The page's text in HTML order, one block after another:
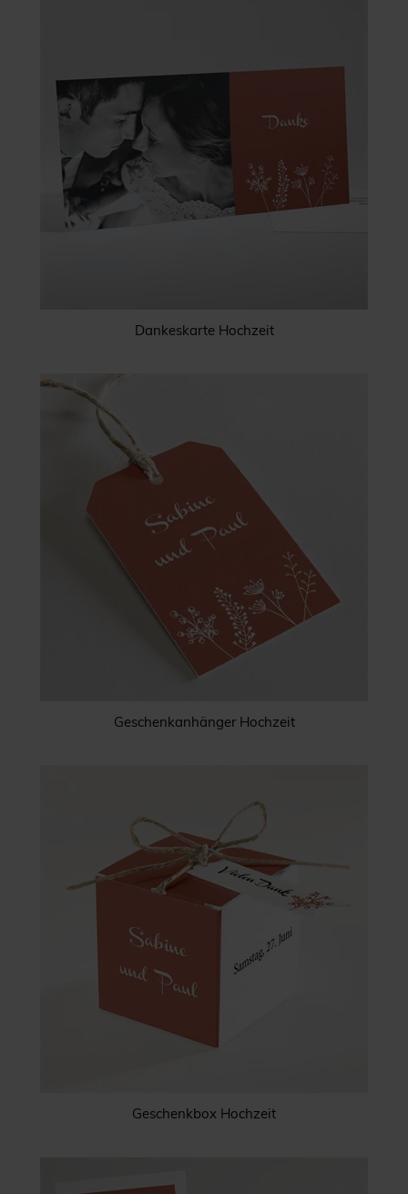
Dankeskarte Hochzeit
Geschenkanhänger Hochzeit
Geschenkbox Hochzeit